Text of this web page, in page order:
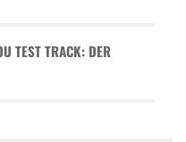
TEST TRACK: DER